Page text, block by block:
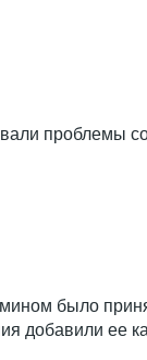
проблемы
было
добавили ее